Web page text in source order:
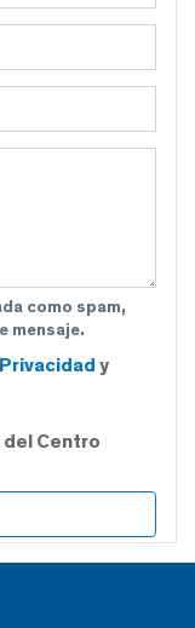
como spam,
mensaje.
y
Centro